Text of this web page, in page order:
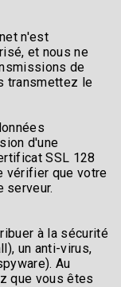
n'est
et nous ne
de
transmettez le
d'une
SSL 128
vérifier que votre
serveur.
à la sécurité
un anti-virus,
Au
que vous êtes